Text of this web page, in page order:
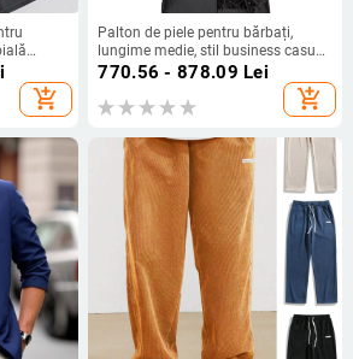
casual,
add_shopping_cart
Palton de piele pentru bărbați,
lungime medie, stil business casual,
căptușit cu fleece pentru toamnă și
iarnă, jachetă din piele cu guler
sacou
770.56 - 878.09 Lei
add_shopping_cart